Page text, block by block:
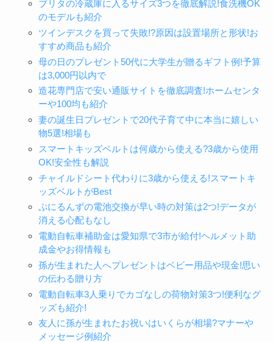
ブリタの冷蔵庫に入るサイズ3つを徹底解説!食洗機OK
のモデルも紹介
ツインデスクを買って失敗!?原因は設置場所と形状!お
すすめ商品も紹介
母の日のプレゼント50代に大学生が贈るギフト例!予算
は3,000円以内で
造花専門店で安い通販サイトを徹底調査!ホームセンタ
ーや100均も紹介
妻の誕生日プレゼントで20代子育て中に本当に嬉しい
物5選!相場も
スマートキッズベルトは何歳から使える?3歳から使用
OK!安全性も解説
チャイルドシート代わりに3歳から使える!スマートキ
ッズベルトがBest
ぷにるんずの電池交換が早い時の対策は2つ!データが
消える心配もなし
電動自転車補助金は愛知県で3市が給付!ヘルメット助
成金やお得情報も
孫が生まれた人へプレゼントはベビー用品や現金!思い
の伝わる贈り方
電動自転車3人乗りでカゴなしの荷物対策3つ!便利なグ
ッズも紹介!
友人に孫が生まれたお祝いはいくらが相場?マナーや
メッセージ例紹介